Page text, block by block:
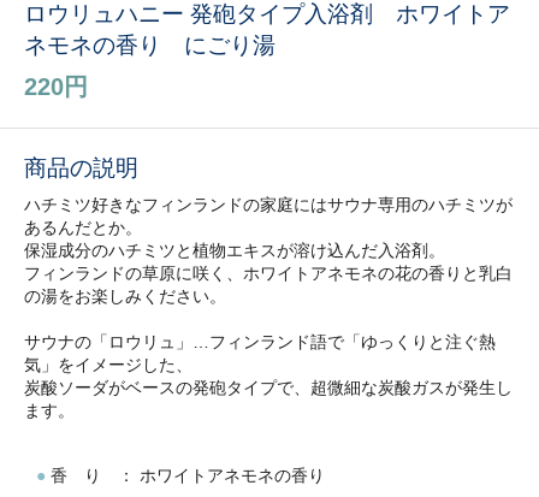
ロウリュハニー 発砲タイプ入浴剤 ホワイトア
ネモネの香り にごり湯
220円
商品の説明
ハチミツ好きなフィンランドの家庭にはサウナ専用のハチミツが
あるんだとか。
保湿成分のハチミツと植物エキスが溶け込んだ入浴剤。
フィンランドの草原に咲く、ホワイトアネモネの花の香りと乳白
の湯をお楽しみください。
サウナの「ロウリュ」…フィンランド語で「ゆっくりと注ぐ熱
気」をイメージした、
炭酸ソーダがベースの発砲タイプで、超微細な炭酸ガスが発生し
ます。
● 香 り ： ホワイトアネモネの香り